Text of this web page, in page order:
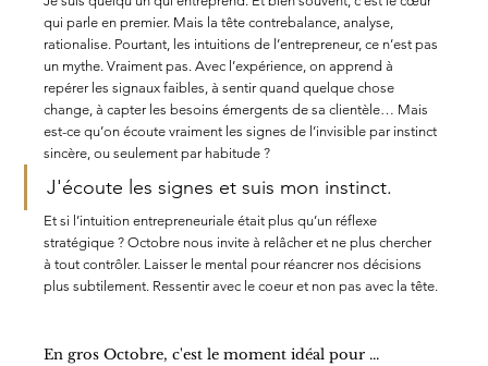
qui parle en premier. Mais la tête contrebalance, analyse,
rationalise. Pourtant, les intuitions de l’entrepreneur, ce n’est pas
un mythe. Vraiment pas. Avec l’expérience, on apprend à
repérer les signaux faibles, à sentir quand quelque chose
change, à capter les besoins émergents de sa clientèle… Mais
est-ce qu’on écoute vraiment les signes de l’invisible par instinct
sincère, ou seulement par habitude ?
J'écoute les signes et suis mon instinct.
Et si l’intuition entrepreneuriale était plus qu’un réflexe
stratégique ? Octobre nous invite à relâcher et ne plus chercher
à tout contrôler. Laisser le mental pour réancrer nos décisions
plus subtilement. Ressentir avec le coeur et non pas avec la tête.
En gros Octobre, c'est le moment idéal pour ...